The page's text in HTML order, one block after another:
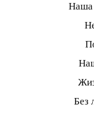
Наша
Без